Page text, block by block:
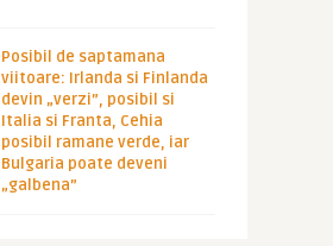
Posibil de saptamana
viitoare: Irlanda si Finlanda
devin „verzi”, posibil si
Italia si Franta, Cehia
posibil ramane verde, iar
Bulgaria poate deveni
„galbena”